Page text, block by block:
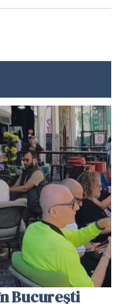
București